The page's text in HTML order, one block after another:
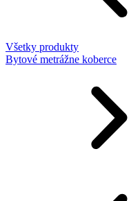
Všetky produkty
Bytové metrážne koberce